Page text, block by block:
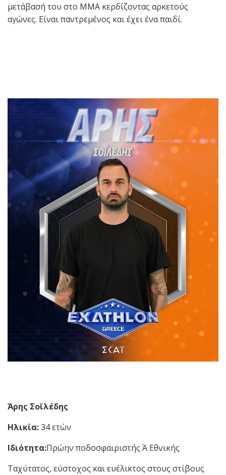
μετάβασή του στο ΜΜΑ κερδίζοντας αρκετούς
αγώνες. Είναι παντρεμένος και έχει ένα παιδί.
Άρης Σοϊλέδης
Ηλικία:34 ετών
Ιδιότητα:Πρώην ποδοσφαιριστής Ά Εθνικής
Ταχύτατος, εύστοχος και ευέλικτος στους στίβους